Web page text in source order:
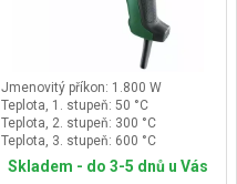
Jmenovitý příkon: 1.800 W
Teplota, 1. stupeň: 50 °C
Teplota, 2. stupeň: 300 °C
Teplota, 3. stupeň: 600 °C
Skladem - do 3-5 dnů u Vás